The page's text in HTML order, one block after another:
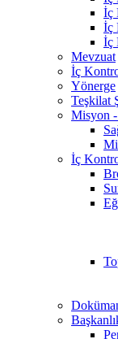
İç
İç
İç
Mevzuat
İç
Yönerge
Teşkilat
Misyon
İç